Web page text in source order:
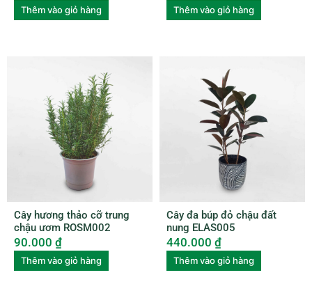
Thêm vào giỏ hàng Thêm vào giỏ hàng
Cây hương thảo cỡ trung
chậu ươm ROSM002
90.000 ₫
Thêm vào giỏ hàng
Cây đa búp đỏ chậu đất
nung ELAS005
440.000 ₫
Thêm vào giỏ hàng